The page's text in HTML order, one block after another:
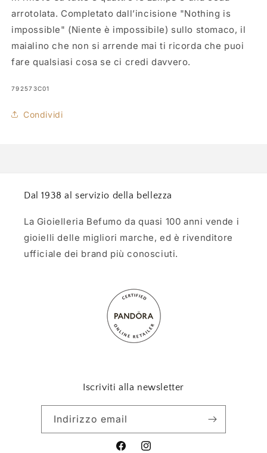
arrotolata. Completato dall’incisione "Nothing is
impossible" (Niente è impossibile) sullo stomaco, il
maialino che non si arrende mai ti ricorda che puoi
fare qualsiasi cosa se ci credi davvero.
SKU:
792573C01
Condividi
Dal 1938 al servizio della bellezza
La Gioielleria Befumo da quasi 100 anni vende i
gioielli delle migliori marche, ed è rivenditore
ufficiale dei brand più conosciuti.
Iscriviti alla newsletter
Indirizzo email